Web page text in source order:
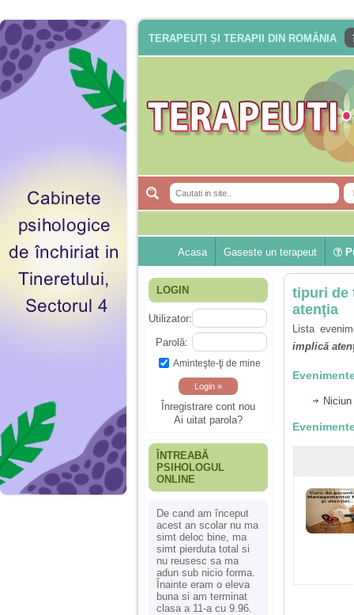
TERAPEUȚI ȘI TERAPII DIN ROMÂNIA
Acasa Gaseste un terapeut
LOGIN
Utilizator:
Parolă:
Aminteşte-ţi de mine
Înregistrare cont nou
Ai uitat parola?
ÎNTREABĂ
PSIHOLOGUL
ONLINE
De cand am început
acest an scolar nu ma
simt deloc bine, ma
simt pierduta total si
nu reusesc sa ma
adun sub nicio forma.
Înainte eram o eleva
buna si am terminat
clasa a 11-a cu 9.96.
tipuri de
atenţia
Lista
implică